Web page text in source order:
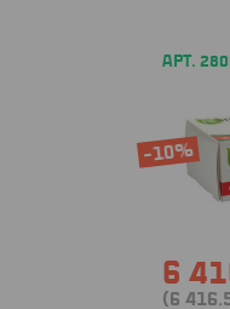
АРТ.
-10%
6
(6